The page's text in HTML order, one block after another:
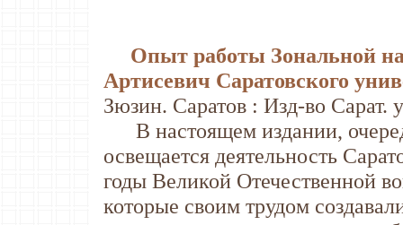
Опыт работы Зональной
Артисевич Саратовского
Зюзин. Саратов : Изд-во Сарат.
В настоящем издании,
освещается деятельность
годы Великой Отечественной
которые своим трудом